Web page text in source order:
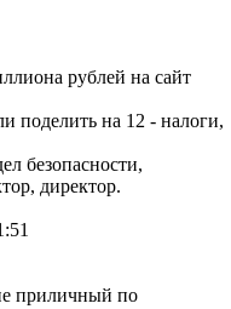
рублей на сайт
поделить на 12 - налоги,
безопасности,
директор.
приличный по